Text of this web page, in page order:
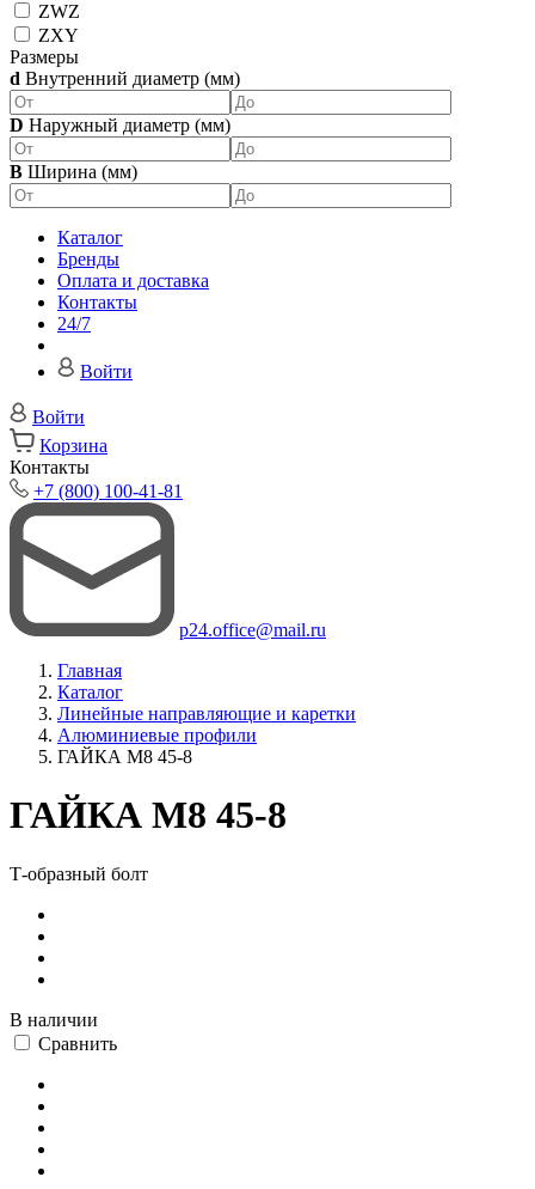
ZWZ
ZXY
Размеры
d Внутренний диаметр (мм)
D Наружный диаметр (мм)
B Ширина (мм)
Каталог
Бренды
Оплата и доставка
Контакты
24/7
Войти
Войти
Корзина
Контакты
+7 (800) 100-41-81
p24.office@mail.ru
Главная
Каталог
Линейные направляющие и каретки
Алюминиевые профили
ГАЙКА М8 45-8
ГАЙКА М8 45-8
Т-образный болт
В наличии
Сравнить